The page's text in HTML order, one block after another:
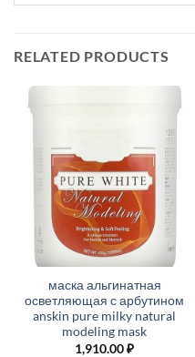
RELATED PRODUCTS
маска альгинатная
осветляющая с арбутином
anskin pure milky natural
modeling mask
1,910.00₽